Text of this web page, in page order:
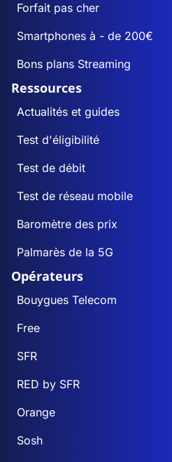
Forfait pas cher
Smartphones à - de 200€
Bons plans Streaming
Ressources
Actualités et guides
Test d'éligibilité
Test de débit
Test de réseau mobile
Baromètre des prix
Palmarès de la 5G
Opérateurs
Bouygues Telecom
Free
SFR
RED by SFR
Orange
Sosh